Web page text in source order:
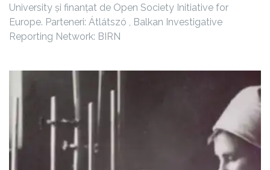
University și finanțat de Open Society Initiative for
Europe. Parteneri: Átlátszó , Balkan Investigative
Reporting Network: BIRN